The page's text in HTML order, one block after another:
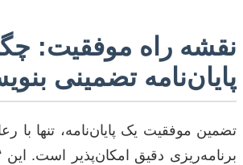
نقشه راه موفقیت:
پایان‌نامه تضمینی
تضمین موفقیت یک پایان‌نامه، تنها با
برنامه‌ریزی دقیق امکان‌پذیر است. این